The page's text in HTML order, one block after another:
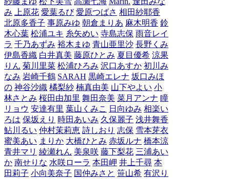
み
上原花 愛葉るび 愛原つばさ 相田紗耶香
北原多香子 事原みゆ 朝倉まりあ 麻木明香 鈴
木心葉 松浦ユキ 糸矢めい 寺島志保 雨音レイ
ラ 千乃あずみ 裕木まゆ 青山亜里沙 長野くみ
伊島香織 白井真美 藤原ひとみ 夏目優希 涼果
りん 菊川里菜 松浦ひろみ 沢口あすか 初川み
なみ 岩崎千鶴 SARAH 黒崎エレナ 坂口みほ
の 神谷沙織 橘梨紗 楠真由美 山下やよい 小
林さとみ 桜田由加里 舞田奈美 菜月アンナ 瞳
リョウ 安達有里 葉山くみこ 日向ゆみ 相楽い
ろは 保坂えり 時田あいみ 久保麗子 浅井舞香
鮎川るい 仲村茉莉恵 詩しおり 志保 雪本芽衣
蜜美あい まりか 大橋ひとみ 赤坂ルナ 橋本涼
青井マリ 綾瀬れん 美泉咲 藤下梨花 三浦あい
か 南せりな 水咲ローラ 本田岬 井上千尋 本
田莉子 小向美奈子 国仲みさと 笹山希 有沢り